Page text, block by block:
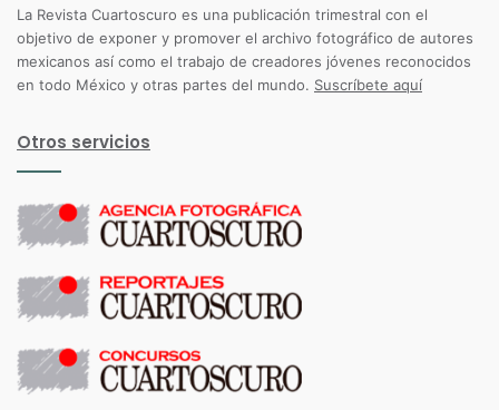
La Revista Cuartoscuro es una publicación trimestral con el
objetivo de exponer y promover el archivo fotográfico de autores
mexicanos así como el trabajo de creadores jóvenes reconocidos
en todo México y otras partes del mundo. Suscríbete aquí
Otros servicios